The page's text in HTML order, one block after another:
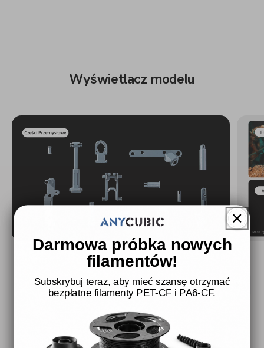
Wyświetlacz modelu
Darmowa próbka nowych
filamentów!
Subskrybuj teraz, aby mieć szansę otrzymać
bezpłatne filamenty PET-CF i PA6-CF.